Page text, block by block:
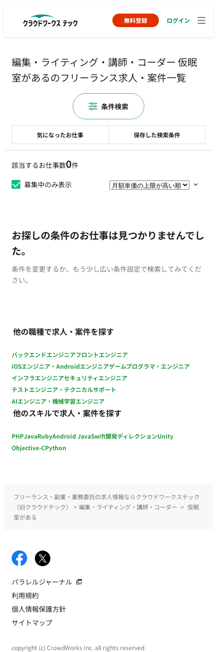
無料登録 ログイン
編集・ライティング・講師・コーダー 仮眠
室があるのフリーランス求人・案件一覧
該当するお仕事数0件
募集中のみ表示
お探しの条件のお仕事は見つかりませんでし
た。
条件を変更するか、もう少し広い条件設定で検索してみてくだ
さい。
他の職種で求人・案件を探す
バックエンドエンジニアフロントエンジニア
iOSエンジニア・Androidエンジニアゲームプログラマ・エンジニア
インフラエンジニアセキュリティエンジニア
テストエンジニア・テクニカルサポート
AIエンジニア・機械学習エンジニア
他のスキルで求人・案件を探す
PHPJavaRubyAndroid JavaSwift開発ディレクションUnity
Objective-CPython
気になったお仕事 保存した検索条件
条件検索
フリーランス・副業・業務委託の求人情報ならクラウドワークステック
（旧クラウドテック）
> 編集・ライティング・講師・コーダー > 仮眠
室がある
パラレルジャーナル
利用規約
個人情報保護方針
サイトマップ
copyright (c) CrowdWorks Inc. all rights reserved.